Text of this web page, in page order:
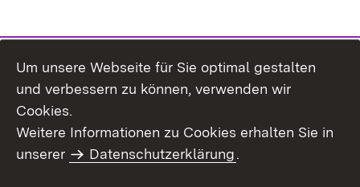
Um unsere Webseite für Sie optimal gestalten
und verbessern zu können, verwenden wir
Cookies.
Weitere Informationen zu Cookies erhalten Sie in
unserer
Datenschutzerklärung.